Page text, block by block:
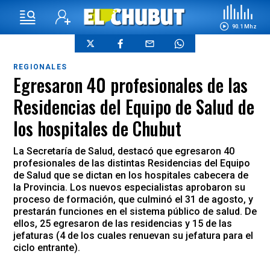
90.1 Mhz
REGIONALES
Egresaron 40 profesionales de las
Residencias del Equipo de Salud de
los hospitales de Chubut
La Secretaría de Salud, destacó que egresaron 40
profesionales de las distintas Residencias del Equipo
de Salud que se dictan en los hospitales cabecera de
la Provincia. Los nuevos especialistas aprobaron su
proceso de formación, que culminó el 31 de agosto, y
prestarán funciones en el sistema público de salud. De
ellos, 25 egresaron de las residencias y 15 de las
jefaturas (4 de los cuales renuevan su jefatura para el
ciclo entrante).